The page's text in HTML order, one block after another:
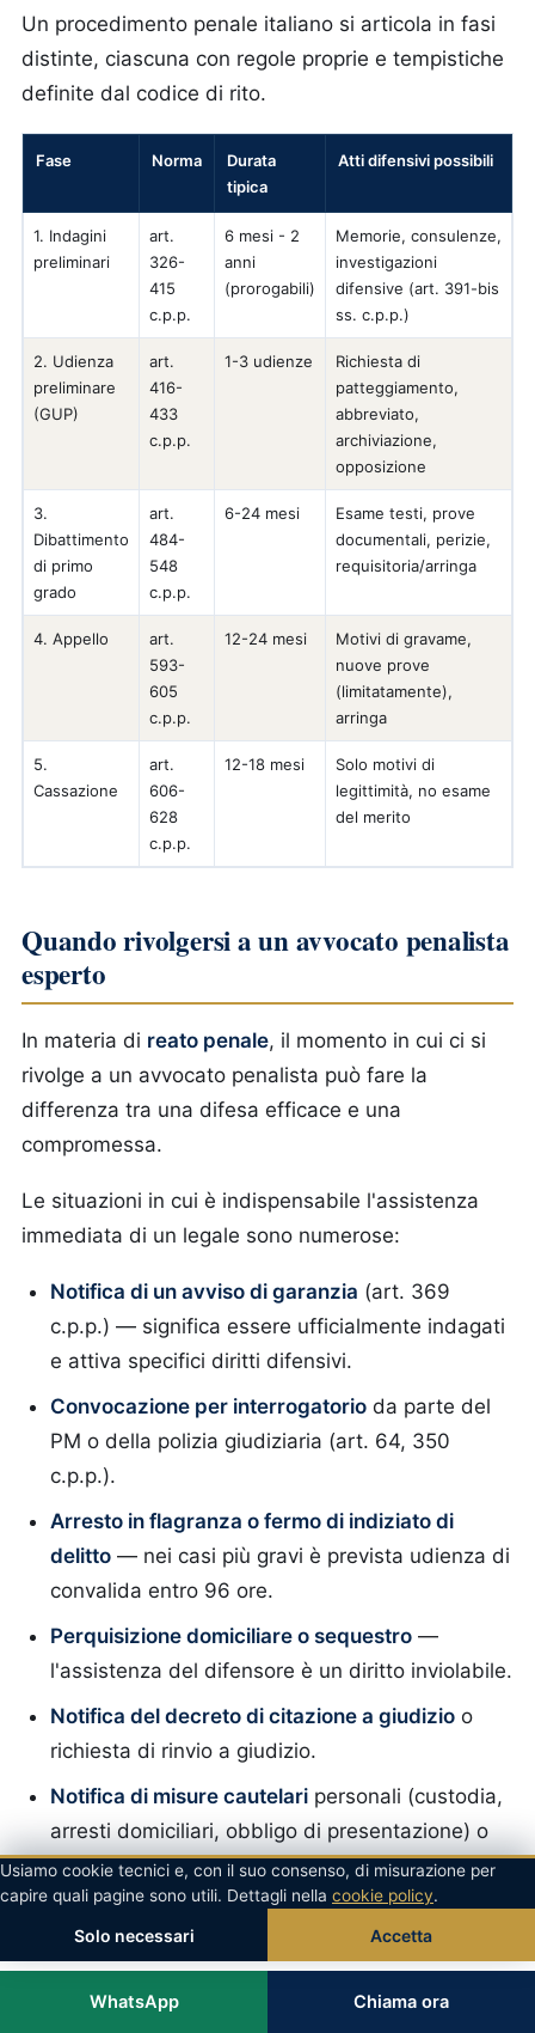
Un procedimento penale italiano si articola in fasi
distinte, ciascuna con regole proprie e tempistiche
definite dal codice di rito.
Fase Norma
Durata
tipica
Atti difensivi possibili
1. Indagini
preliminari
art.
326-
415
c.p.p.
6 mesi - 2
anni
(prorogabili)
Memorie, consulenze,
investigazioni
difensive (art. 391-bis
ss. c.p.p.)
2. Udienza
preliminare
(GUP)
art.
416-
433
c.p.p.
1-3 udienze
Richiesta di
patteggiamento,
abbreviato,
archiviazione,
opposizione
3.
Dibattimento
di primo
grado
art.
484-
548
c.p.p.
6-24 mesi
Esame testi, prove
documentali, perizie,
requisitoria/arringa
4. Appello
art.
593-
605
c.p.p.
12-24 mesi
Motivi di gravame,
nuove prove
(limitatamente),
arringa
5.
Cassazione
art.
606-
628
c.p.p.
12-18 mesi
Solo motivi di
legittimità, no esame
del merito
Quando rivolgersi a un avvocato penalista
esperto
In materia di reato penale, il momento in cui ci si
rivolge a un avvocato penalista può fare la
differenza tra una difesa efficace e una
compromessa.
Le situazioni in cui è indispensabile l'assistenza
immediata di un legale sono numerose:
Notifica di un avviso di garanzia (art. 369
c.p.p.) — significa essere ufficialmente indagati
e attiva specifici diritti difensivi.
Convocazione per interrogatorio da parte del
PM o della polizia giudiziaria (art. 64, 350
c.p.p.).
Arresto in flagranza o fermo di indiziato di
delitto — nei casi più gravi è prevista udienza di
convalida entro 96 ore.
Perquisizione domiciliare o sequestro —
l'assistenza del difensore è un diritto inviolabile.
Notifica del decreto di citazione a giudizio o
richiesta di rinvio a giudizio.
Notifica di misure cautelari personali (custodia,
arresti domiciliari, obbligo di presentazione) o
reali (sequestro preventivo, conservativo).
Esecuzione di sentenze definitive— per
valutare misure alternative alla detenzione.
Studio Legale dell'Avv. Massimo Romano,
WhatsApp Chiama ora
Usiamo cookie tecnici e, con il suo consenso, di misurazione per
capire quali pagine sono utili. Dettagli nella cookie policy.
Solo necessari Accetta